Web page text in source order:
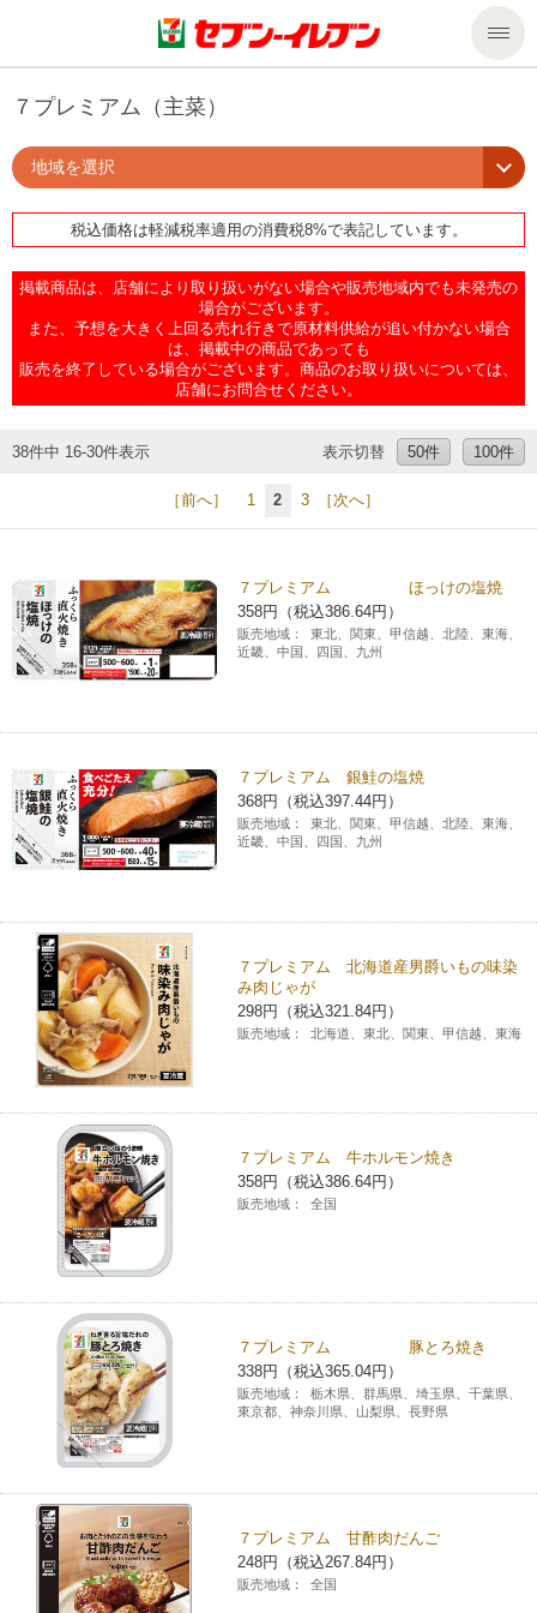
商品のご案内
商品のご案内トップ
今週の新商品
商品カテゴリ一覧
食の安全・安心への取組み
プリペイドカード・金券
セール・キャンペーン
サービス
nanacoトップ
マルチコピー機でできることトップ
プリント
ファクス
チケット
スポーツ振興くじ
行政サービス
保険
学び・教育
切手・はがき・印紙
ご利用可能なお支払い方法
各種料金のお支払い
レジでApple Accountにチャージ
オンラインフォトサービス
宅配ロッカー（店舗限定）
自転車シェアリング（店舗限定）
モバイルバッテリーシェアリング（店舗限定）
モバイルWi-Fiバッテリーシェアリング（店舗限定）
荷物預かりサービス「ecbocloakエクボクローク」（店舗限定）
パウダースペース ラブン（店舗限定）
ソフトバンクギフト
セブンチケット
イープラス
CNプレイガイド
セブン‐イレブンでお受取り
セブンネットショッピング
企業情報トップ
ニュースリリース
会社概要
沿革
国内店舗数
セブン‐イレブンの海外事業
データで見るセブン‐イレブン
セブン‐イレブンの「商品力」
セブン-イレブンの横顔
セブン-イレブンの歴史
私たちの取組み
サステナビリティ
サステナビリティトップ
セブン＆アイ・ホールディングスの重点課題
サステナビリティ活動基本方針
GREEN CHALLENGE 2050
4VISIONS
サステナビリティレポート
報告書ライブラリー
加盟店オーナー募集 物件募集・購入
アルバイト情報
店舗検索
ネットショッピング
Language
English (Corporate)
中文[繁體字](服務)
简体中文(服务)
한국어(서비스)
ภาษาไทย(บริการ)
７プレミアム（主菜）
地域を選択
税込価格は軽減税率適用の消費税8%で表記しています。
掲載商品は、店舗により取り扱いがない場合や販売地域内でも未発売の
場合がございます。
また、予想を大きく上回る売れ行きで原材料供給が追い付かない場合
は、掲載中の商品であっても
販売を終了している場合がございます。商品のお取り扱いについては、
店舗にお問合せください。
38件中 16-30件表示 表示切替 50件 100件
［前へ］ 1 2 3 ［次へ］
７プレミアム ほっけの塩焼
358円（税込386.64円）
販売地域：
東北、関東、甲信越、北陸、東海、
近畿、中国、四国、九州
７プレミアム 銀鮭の塩焼
368円（税込397.44円）
販売地域：
東北、関東、甲信越、北陸、東海、
近畿、中国、四国、九州
７プレミアム 北海道産男爵いもの味染
み肉じゃが
298円（税込321.84円）
販売地域： 北海道、東北、関東、甲信越、東海
７プレミアム 牛ホルモン焼き
358円（税込386.64円）
販売地域： 全国
７プレミアム 豚とろ焼き
338円（税込365.04円）
販売地域：
栃木県、群馬県、埼玉県、千葉県、
東京都、神奈川県、山梨県、長野県
７プレミアム 甘酢肉だんご
248円（税込267.84円）
販売地域： 全国